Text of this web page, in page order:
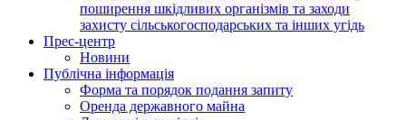
поширення шкідливих організмів та заходи
захисту сільськогосподарських та інших угідь
Прес-центр
Новини
Публічна інформація
Форма та порядок подання запиту
Оренда державного майна